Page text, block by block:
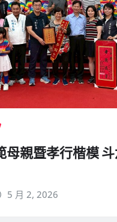
母親暨孝行楷模
5 月 2, 2026